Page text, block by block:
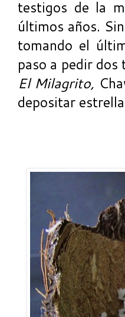
testigos de la
últimos años.
tomando el
paso a pedir
El Milagrito,
depositar